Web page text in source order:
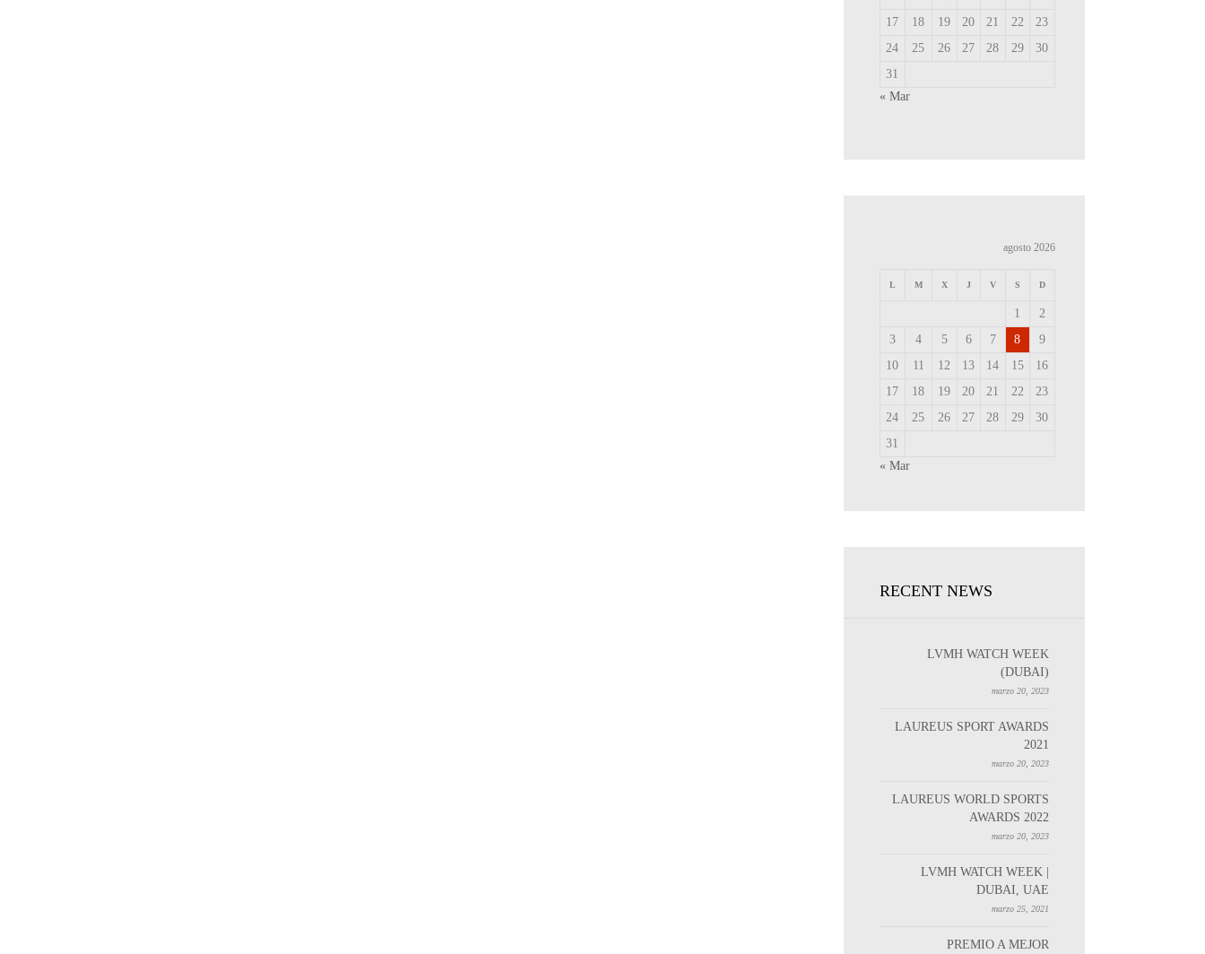
17
18 19 20 21 22
23
24
25 26 27 28 29
30
31
« Mar
agosto 2026
L M X J V S D
1
2
3
4 5 6 7 8
9
10
11 12 13 14 15
16
17
18 19 20 21 22
23
24
25 26 27 28 29
30
31
« Mar
RECENT NEWS
LVMH WATCH WEEK
(DUBAI)
marzo 20, 2023
LAUREUS SPORT AWARDS
2021
marzo 20, 2023
LAUREUS WORLD SPORTS
AWARDS 2022
marzo 20, 2023
LVMH WATCH WEEK |
DUBAI, UAE
marzo 25, 2021
PREMIO A MEJOR